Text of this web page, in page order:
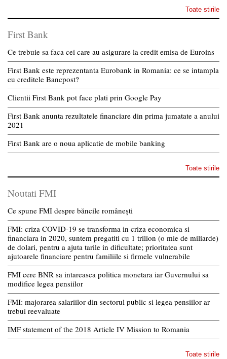
Toate stirile
First Bank
Ce trebuie sa faca cei care au asigurare la credit emisa de Euroins
First Bank este reprezentanta Eurobank in Romania: ce se intampla
cu creditele Bancpost?
Clientii First Bank pot face plati prin Google Pay
First Bank anunta rezultatele financiare din prima jumatate a anului
2021
First Bank are o noua aplicatie de mobile banking
Toate stirile
Noutati FMI
Ce spune FMI despre băncile românești
FMI: criza COVID-19 se transforma in criza economica si
financiara in 2020, suntem pregatiti cu 1 trilion (o mie de miliarde)
de dolari, pentru a ajuta tarile in dificultate; prioritatea sunt
ajutoarele financiare pentru familiile si firmele vulnerabile
FMI cere BNR sa intareasca politica monetara iar Guvernului sa
modifice legea pensiilor
FMI: majorarea salariilor din sectorul public si legea pensiilor ar
trebui reevaluate
IMF statement of the 2018 Article IV Mission to Romania
Toate stirile